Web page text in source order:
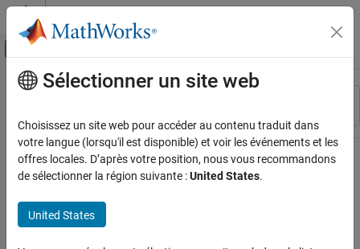
Passer au contenu
Activer/désactiver l'affichage du menu
Ressource
Contenu principal
Sélectionner un site web
Choisissez un site web pour accéder au contenu traduit dans
votre langue (lorsqu'il est disponible) et voir les événements et les
offres locales. D’après votre position, nous vous recommandons
de sélectionner la région suivante :United States.
United States